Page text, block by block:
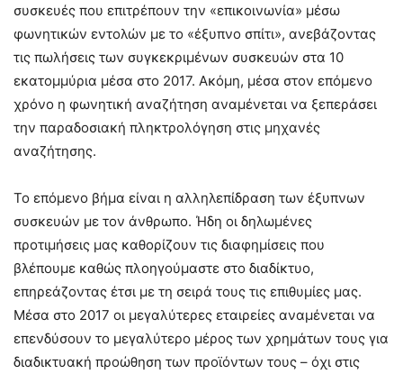
συσκευές που επιτρέπουν την «επικοινωνία» μέσω
φωνητικών εντολών με το «έξυπνο σπίτι», ανεβάζοντας
τις πωλήσεις των συγκεκριμένων συσκευών στα 10
εκατομμύρια μέσα στο 2017. Ακόμη, μέσα στον επόμενο
χρόνο η φωνητική αναζήτηση αναμένεται να ξεπεράσει
την παραδοσιακή πληκτρολόγηση στις μηχανές
αναζήτησης.
Το επόμενο βήμα είναι η αλληλεπίδραση των έξυπνων
συσκευών με τον άνθρωπο. Ήδη οι δηλωμένες
προτιμήσεις μας καθορίζουν τις διαφημίσεις που
βλέπουμε καθώς πλοηγούμαστε στο διαδίκτυο,
επηρεάζοντας έτσι με τη σειρά τους τις επιθυμίες μας.
Μέσα στο 2017 οι μεγαλύτερες εταιρείες αναμένεται να
επενδύσουν το μεγαλύτερο μέρος των χρημάτων τους για
διαδικτυακή προώθηση των προϊόντων τους – όχι στις